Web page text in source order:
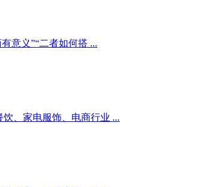
意义”“二者如何搭 ...
、家电服饰、电商行业 ...